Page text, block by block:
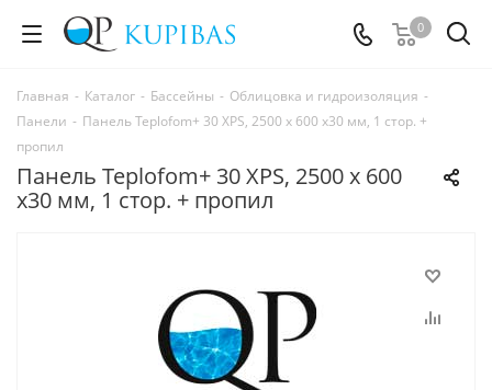
0
Главная - Каталог - Бассейны - Облицовка и гидроизоляция -
Панели - Панель Teplofom+ 30 XPS, 2500 х 600 х30 мм, 1 стор. +
пропил
Панель Teplofom+ 30 XPS, 2500 х 600
х30 мм, 1 стор. + пропил